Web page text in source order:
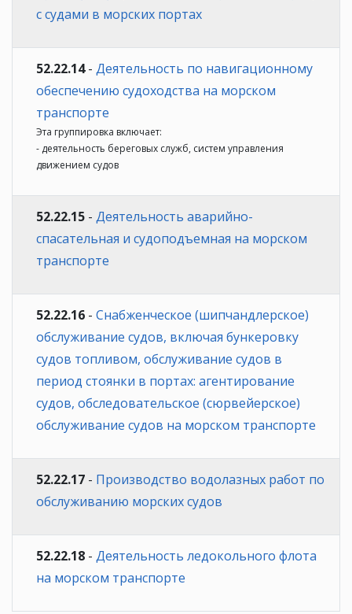
с судами в морских портах
52.22.14- Деятельность по навигационному
обеспечению судоходства на морском
транспорте
Эта группировка включает:
- деятельность береговых служб, систем управления
движением судов
52.22.15 - Деятельность аварийно-
спасательная и судоподъемная на морском
транспорте
52.22.16 - Снабженческое (шипчандлерское)
обслуживание судов, включая бункеровку
судов топливом, обслуживание судов в
период стоянки в портах: агентирование
судов, обследовательское (сюрвейерское)
обслуживание судов на морском транспорте
52.22.17 - Производство водолазных работ по
обслуживанию морских судов
52.22.18 - Деятельность ледокольного флота
на морском транспорте